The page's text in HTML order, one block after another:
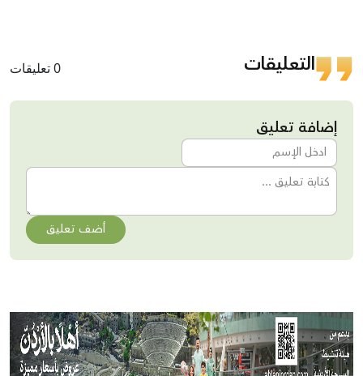
التعليقات 0 تعليقات
إضافة تعليق
أضف تعليق